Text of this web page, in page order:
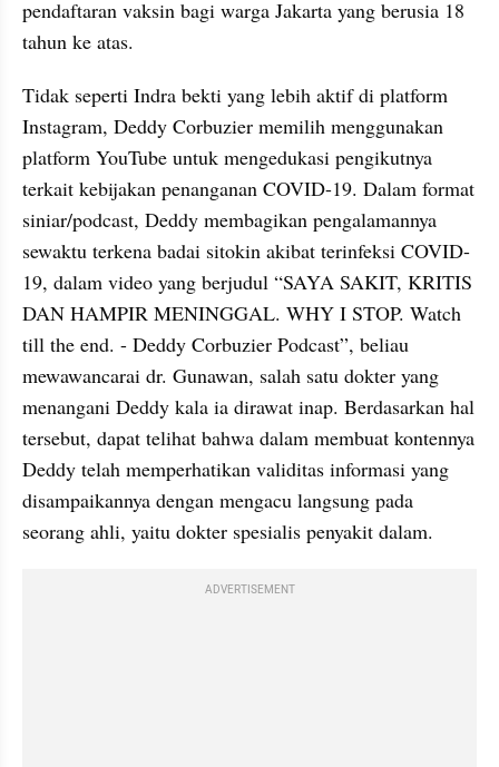
pendaftaran vaksin bagi warga Jakarta yang berusia 18
tahun ke atas.
Tidak seperti Indra bekti yang lebih aktif di platform
Instagram, Deddy Corbuzier memilih menggunakan
platform YouTube untuk mengedukasi pengikutnya
terkait kebijakan penanganan COVID-19. Dalam format
siniar/podcast, Deddy membagikan pengalamannya
sewaktu terkena badai sitokin akibat terinfeksi COVID-
19, dalam video yang berjudul “SAYA SAKIT, KRITIS
DAN HAMPIR MENINGGAL. WHY I STOP. Watch
till the end. - Deddy Corbuzier Podcast”, beliau
mewawancarai dr. Gunawan, salah satu dokter yang
menangani Deddy kala ia dirawat inap. Berdasarkan hal
tersebut, dapat telihat bahwa dalam membuat kontennya
Deddy telah memperhatikan validitas informasi yang
disampaikannya dengan mengacu langsung pada
seorang ahli, yaitu dokter spesialis penyakit dalam.
ADVERTISEMENT